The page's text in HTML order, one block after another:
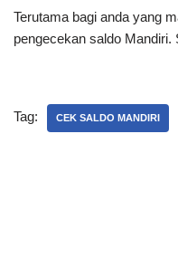
Terutama bagi anda yang
pengecekan saldo Mandiri.
Tag: CEK SALDO MANDIRI